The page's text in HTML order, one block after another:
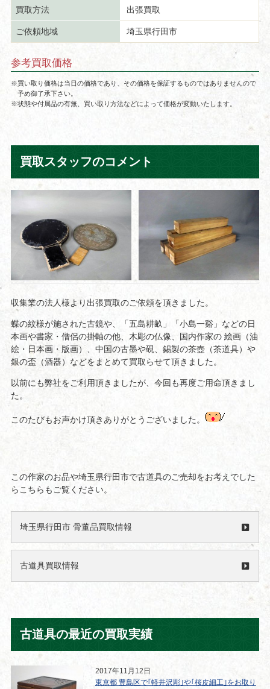
買取方法 出張買取
ご依頼地域 埼玉県行田市
参考買取価格
※買い取り価格は当日の価格であり、その価格を保証するものではありませんので
予め御了承下さい。
※状態や付属品の有無、買い取り方法などによって価格が変動いたします。
買取スタッフのコメント
収集業の法人様より出張買取のご依頼を頂きました。
蝶の紋様が施された古鏡や、「五島耕畝」「小島一谿」などの日
本画や書家・僧侶の掛軸の他、木彫の仏像、国内作家の 絵画（油
絵・日本画・版画）、中国の古墨や硯、錫製の茶壺（茶道具）や
銀の盃（酒器）などをまとめて買取らせて頂きました。
以前にも弊社をご利用頂きましたが、今回も再度ご用命頂きまし
た。
このたびもお声かけ頂きありがとうございました。
この作家のお品や埼玉県行田市で古道具のご売却をお考えでした
らこちらもご覧ください。
埼玉県行田市 骨董品買取情報
古道具買取情報
古道具の最近の買取実績
2017年11月12日
東京都 豊島区で｢軽井沢彫｣や｢桜皮細工｣をお取り